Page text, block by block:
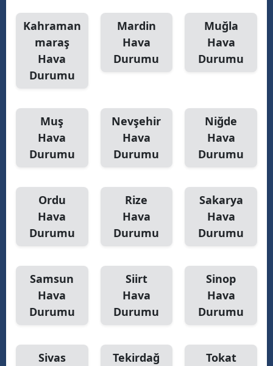
Kahraman
maraş
Hava
Durumu
Mardin
Hava
Durumu
Muğla
Hava
Durumu
Muş
Hava
Durumu
Nevşehir
Hava
Durumu
Niğde
Hava
Durumu
Ordu
Hava
Durumu
Rize
Hava
Durumu
Sakarya
Hava
Durumu
Samsun
Hava
Durumu
Siirt
Hava
Durumu
Sinop
Hava
Durumu
Sivas
Tekirdağ
Tokat